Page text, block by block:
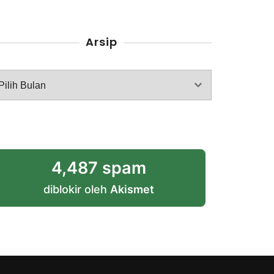
Arsip
4,487 spam
diblokir oleh Akismet